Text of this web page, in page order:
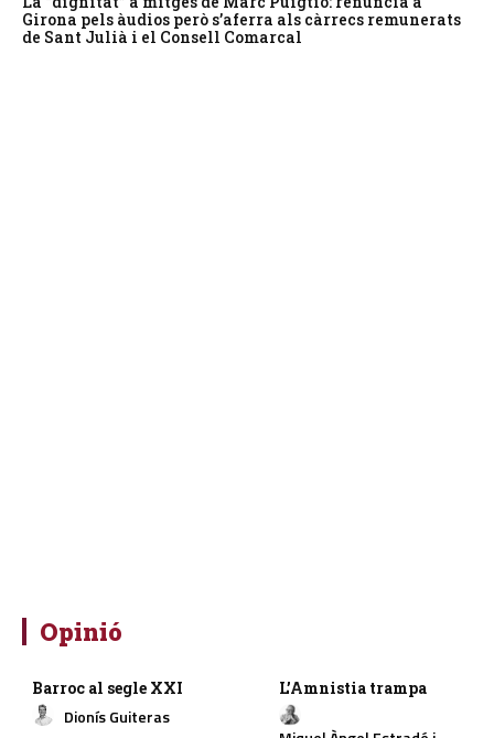
Girona pels àudios però s’aferra als càrrecs remunerats
de Sant Julià i el Consell Comarcal
Opinió
Barroc al segle XXI
Dionís Guiteras
L’Amnistia trampa